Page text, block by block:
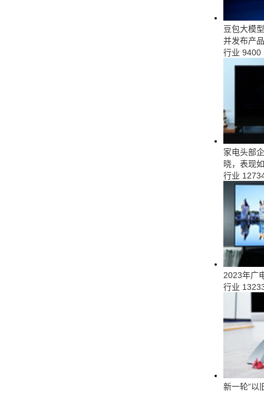
豆包大模
并发布产品
行业 9400
家电头部
晓，表现
行业
2023年广
行业
新一轮“以